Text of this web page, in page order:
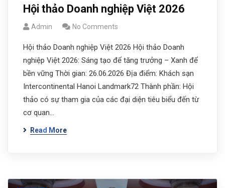
Hội thảo Doanh nghiệp Việt 2026
Admin No Comments
Hội thảo Doanh nghiệp Việt 2026 Hội thảo Doanh
nghiệp Việt 2026: Sáng tạo để tăng trưởng – Xanh để
bền vững Thời gian: 26.06.2026 Địa điểm: Khách sạn
Intercontinental Hanoi Landmark72 Thành phần: Hội
thảo có sự tham gia của các đại diện tiêu biểu đến từ
cơ quan…
Read More